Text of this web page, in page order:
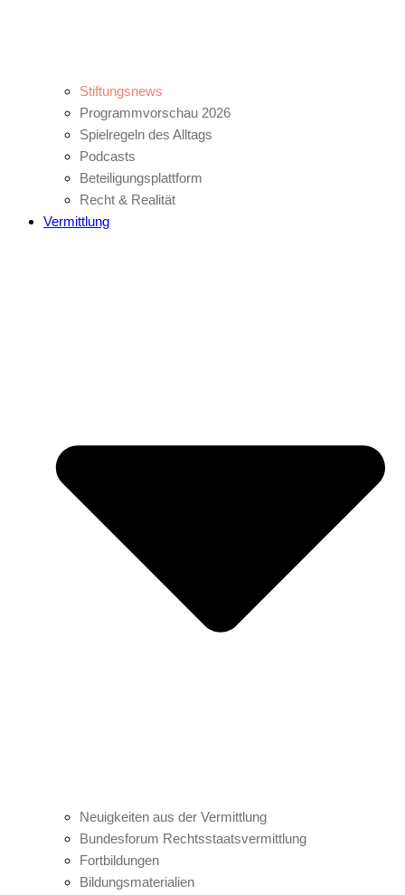
Stiftungsnews
Programmvorschau 2026
Spielregeln des Alltags
Podcasts
Beteiligungsplattform
Recht & Realität
Vermittlung
Neuigkeiten aus der Vermittlung
Bundesforum Rechtsstaatsvermittlung
Fortbildungen
Bildungsmaterialien